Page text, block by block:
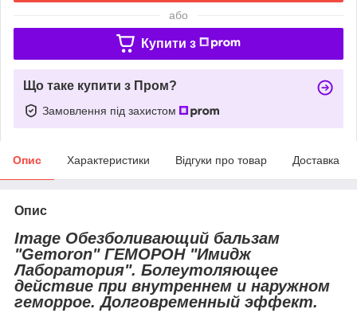
або
Купити з
Що таке купити з Пром?
Замовлення під захистом
Опис Характеристики Відгуки про товар Доставка
Опис
Image Обезболивающий бальзам
"Gemoron" ГЕМОРОН "Имидж
Лаборатория". Болеутоляющее
действие при внутреннем и наружном
геморрое. Долговременный эффект.